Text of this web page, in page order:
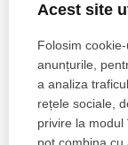
Acest site
Folosim
anunțurile,
a analiza
rețele sociale,
privire la modul